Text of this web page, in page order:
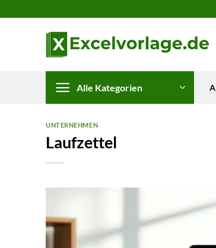
Inhalt
Alle Kategorien
UNTERNEHMEN
Laufzettel